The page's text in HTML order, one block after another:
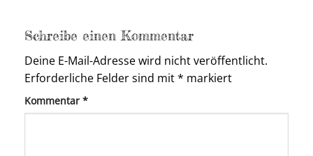
Schreibe einen Kommentar
Deine E-Mail-Adresse wird nicht veröffentlicht.
Erforderliche Felder sind mit* markiert
Kommentar *